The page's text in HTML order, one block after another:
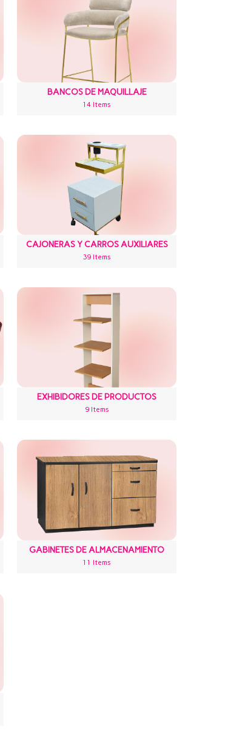
BANCOS DE MAQUILLAJE
14 Items
CAJONERAS Y CARROS AUXILIARES
39 Items
EXHIBIDORES DE PRODUCTOS
9 Items
GABINETES DE ALMACENAMIENTO
11 Items